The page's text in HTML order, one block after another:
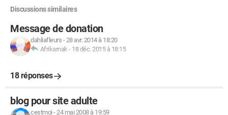
Discussions similaires
Message de donation
dahliafleurs -28 avr. 2014 à 18:20
Afrikarnak - 18 déc. 2015 à 18:15
18 réponses
blog pour site adulte
cestmoi -24 mai 2008 à 19:59